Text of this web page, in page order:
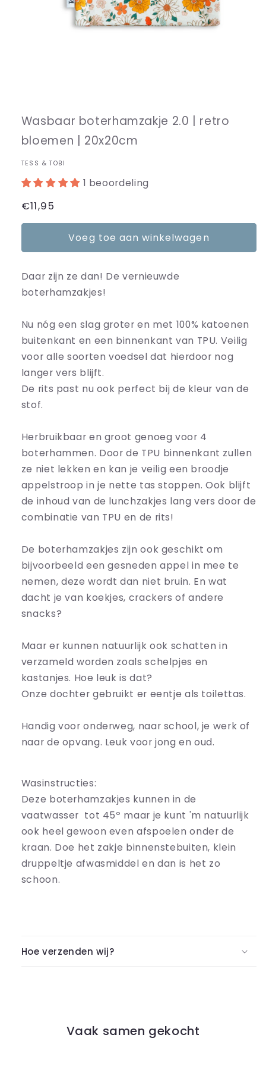
Wasbaar boterhamzakje 2.0 | retro
bloemen | 20x20cm
TESS & TOBI
1 beoordeling
Normale
prijs
€11,95
Voeg toe aan winkelwagen
Daar zijn ze dan! De vernieuwde
boterhamzakjes!
Nu nóg een slag groter en met 100% katoenen
buitenkant en een binnenkant van TPU. Veilig
voor alle soorten voedsel dat hierdoor nog
langer vers blijft.
De rits past nu ook perfect bij de kleur van de
stof.
Herbruikbaar en groot genoeg voor 4
boterhammen. Door de TPU binnenkant zullen
ze niet lekken en kan je veilig een broodje
appelstroop in je nette tas stoppen. Ook blijft
de inhoud van de lunchzakjes lang vers door de
combinatie van TPU en de rits!
De boterhamzakjes zijn ook geschikt om
bijvoorbeeld een gesneden appel in mee te
nemen, deze wordt dan niet bruin. En wat
dacht je van koekjes, crackers of andere
snacks?
Maar er kunnen natuurlijk ook schatten in
verzameld worden zoals schelpjes en
kastanjes. Hoe leuk is dat?
Onze dochter gebruikt er eentje als toilettas.
Handig voor onderweg, naar school, je werk of
naar de opvang. Leuk voor jong en oud.
Wasinstructies:
Deze boterhamzakjes kunnen in de
vaatwasser tot 45º maar je kunt 'm natuurlijk
ook heel gewoon even afspoelen onder de
kraan. Doe het zakje binnenstebuiten, klein
druppeltje afwasmiddel en dan is het zo
schoon.
Hoe verzenden wij?
Vaak samen gekocht